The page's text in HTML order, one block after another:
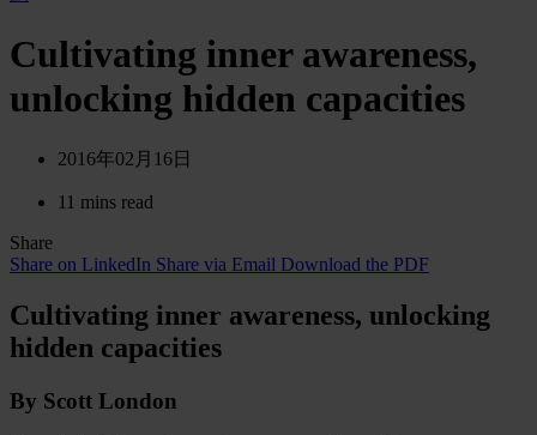
Cultivating inner awareness,
unlocking hidden capacities
2016年02月16日
11 mins read
Share
Share on LinkedIn Share via Email Download the PDF
Cultivating inner awareness, unlocking
hidden capacities
By Scott London